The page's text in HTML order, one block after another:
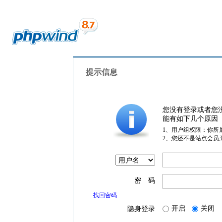
提示信息
您没有登录或者您
能有如下几个原因
1、用户组权限：你所
2、您还不是站点会员
密 码
找回密码
隐身登录 开启 关闭